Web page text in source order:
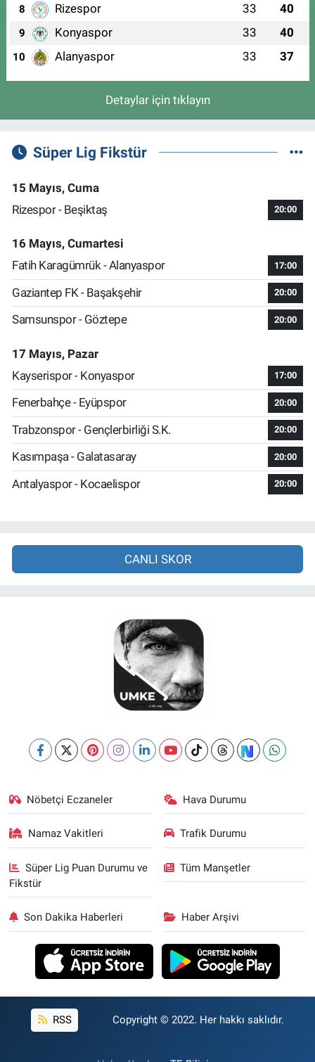
8 Rizespor 33 40
9 Konyaspor 33 40
10 Alanyaspor 33 37
Detaylar için tıklayın
Süper Lig Fikstür
15 Mayıs, Cuma
Rizespor - Beşiktaş
20:00
16 Mayıs, Cumartesi
Fatih Karagümrük - Alanyaspor
17:00
Gaziantep FK - Başakşehir 20:00
Samsunspor - Göztepe 20:00
17 Mayıs, Pazar
Kayserispor - Konyaspor
17:00
Fenerbahçe - Eyüpspor 20:00
Trabzonspor - Gençlerbirliği S.K. 20:00
Kasımpaşa - Galatasaray 20:00
Antalyaspor - Kocaelispor 20:00
CANLI SKOR
Nöbetçi Eczaneler Hava Durumu
Namaz Vakitleri Trafik Durumu
Süper Lig Puan Durumu ve
Fikstür
Tüm Manşetler
Son Dakika Haberleri Haber Arşivi
RSS Copyright © 2022. Her hakkı saklıdır.